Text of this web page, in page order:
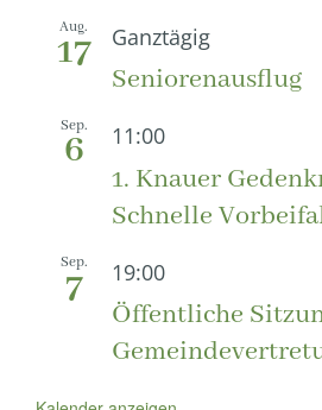
Aug.
17 Ganztägig
Seniorenausflug
Sep.
6 11:00
1. Knauer
Schnelle
Sep.
7 19:00
Öffentliche